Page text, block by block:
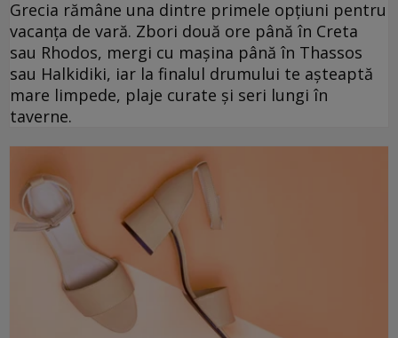
Grecia rămâne una dintre primele opțiuni pentru
vacanța de vară. Zbori două ore până în Creta
sau Rhodos, mergi cu mașina până în Thassos
sau Halkidiki, iar la finalul drumului te așteaptă
mare limpede, plaje curate și seri lungi în
taverne.